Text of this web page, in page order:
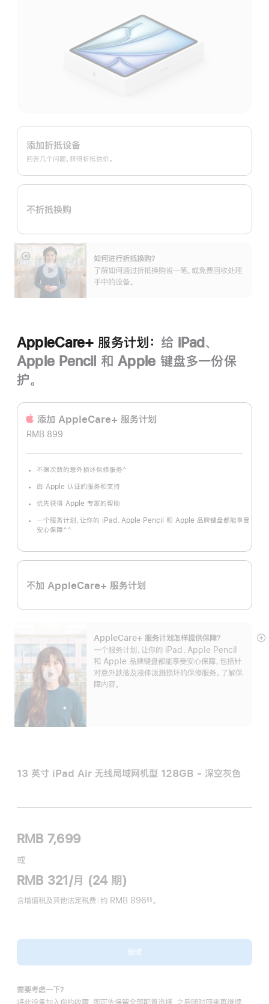
Apple
Trade
换
购
划：
添加折抵设备
回答几个问题，获得折抵估价。
不折抵换购
如何进行折抵换购？
了解如何通过折抵换购省一笔，或免费回收处理
手中的设备。
展
AppleCare+ 服务计划： 给 iPad、
Apple Pencil 和 Apple 键盘多一份保
护。
添加 AppleCare+ 服务计‍划
RMB 899
不限次数的意外损坏保修服务
注
^
由 Apple 认证的服务和支持
优先获得 Apple 专家的帮助
一个服务计划，让你的 iPad、Apple Pencil 和 Apple 品牌键盘都能享受
安心保障^^
不加 AppleCare+ 服务计划
AppleCare+ 服务计划怎样提供保⁠障？
一个服务计划，让你的 iPad、Apple Pencil
和 Apple 品牌键盘都能享受安心保障，包括针
对意外跌落及液体泼溅损坏的保修服务。了解保
障内容。
展
13 英寸 iPad Air 无线局域网机型 128GB - 深空灰色
RMB 7,699
或
RMB 321/月 (24 期)
含增值税及其他法定税费 ：约 RMB 896 §§ 。
继续
需要考虑一下？